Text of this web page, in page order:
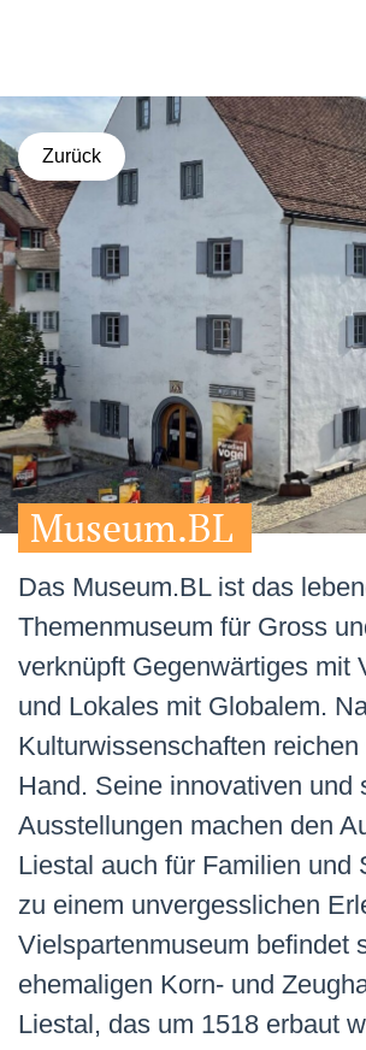
Zurück
Museum.BL
Das Museum.BL ist das
Themenmuseum für Gross
verknüpft Gegenwärtiges mit
und Lokales mit Globalem.
Kulturwissenschaften
Hand. Seine innovativen und
Ausstellungen machen den
Liestal auch für Familien und
zu einem unvergesslichen
Vielspartenmuseum befindet
ehemaligen Korn- und
Liestal, das um 1518 erbaut